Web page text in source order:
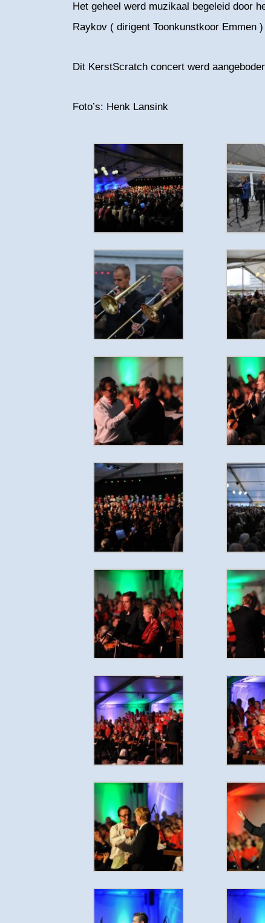
Het geheel werd muzikaal begeleid door
Raykov ( dirigent Toonkunstkoor Emmen )
Dit KerstScratch concert werd
Foto’s: Henk Lansink